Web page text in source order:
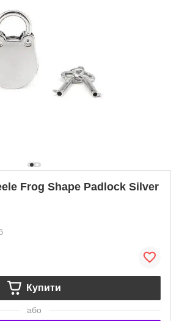
Frog Shape Padlock Silver
Купити
або